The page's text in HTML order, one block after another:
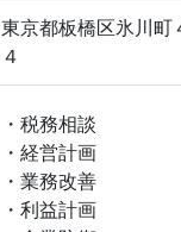
東京都板橋区氷川町
４
・税務相談
・経営計画
・業務改善
・利益計画